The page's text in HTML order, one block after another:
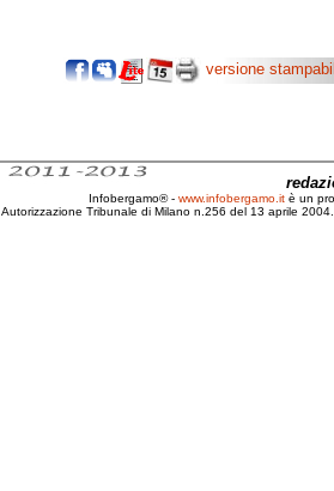
versione
Infobergamo® - www.infobergamo.it è un
Autorizzazione Tribunale di Milano n.256 del 13 aprile